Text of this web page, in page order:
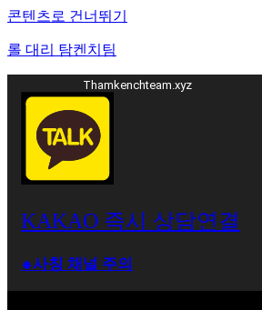
콘텐츠로 건너뛰기
롤 대리 탐켄치팀
Thamkenchteam.xyz
KAKAO 즉시 상담연결
⁕사칭 채널 주의